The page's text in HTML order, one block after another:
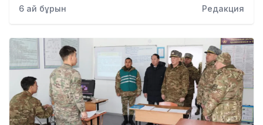
6 ай бұрын
Редакция